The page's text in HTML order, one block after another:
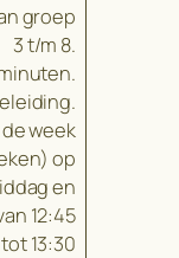
groep
3 t/m 8.
week
op
en
12:45
tot 13:30